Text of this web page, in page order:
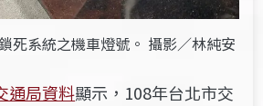
死系統之機車燈號。 攝影／林純安
通局資料顯示，108年台北市交